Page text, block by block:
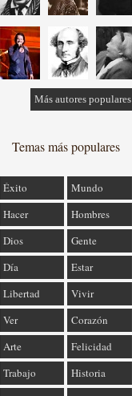
Más autores populares
Temas más populares
Éxito Mundo
Hacer Hombres
Dios Gente
Día Estar
Libertad Vivir
Ver Corazón
Arte Felicidad
Trabajo Historia